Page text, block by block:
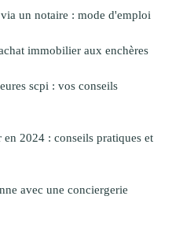
un notaire : mode d'emploi
immobilier aux enchères
scpi : vos conseils
2024 : conseils pratiques et
avec une conciergerie